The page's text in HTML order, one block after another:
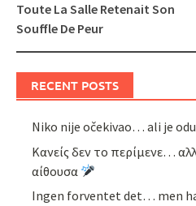
Toute La Salle Retenait Son
Souffle De Peur
RECENT POSTS
Niko nije očekivao… ali je
Κανείς δεν το περίμενε…
αίθουσα
Ingen forventet det… men